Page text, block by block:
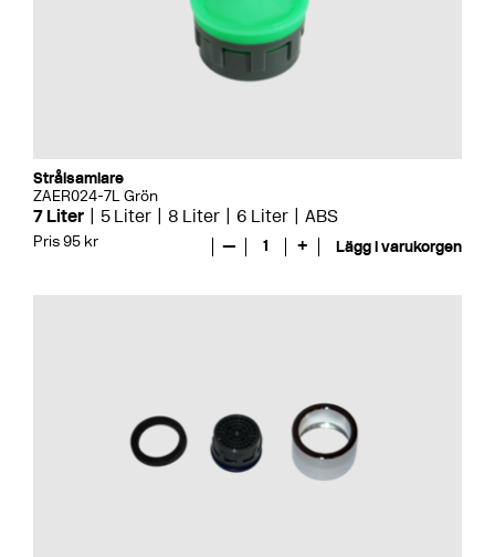
Strålsamlare
ZAER024-7L Grön
7 Liter 5 Liter 8 Liter 6 Liter ABS
Pris 95 kr — 1 + Lägg i varukorgen